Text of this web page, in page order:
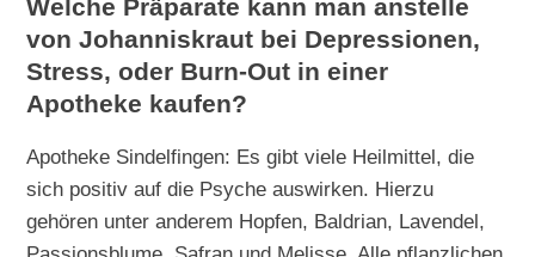
Welche Präparate kann man anstelle
von Johanniskraut bei Depressionen,
Stress, oder Burn-Out in einer
Apotheke kaufen?
Apotheke Sindelfingen: Es gibt viele Heilmittel, die
sich positiv auf die Psyche auswirken. Hierzu
gehören unter anderem Hopfen, Baldrian, Lavendel,